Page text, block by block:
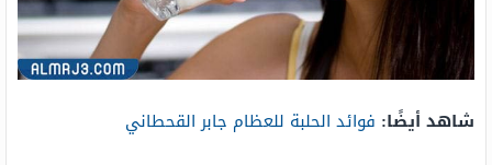
شاهد أيضًا: فوائد الحلبة للعظام جابر القحطاني